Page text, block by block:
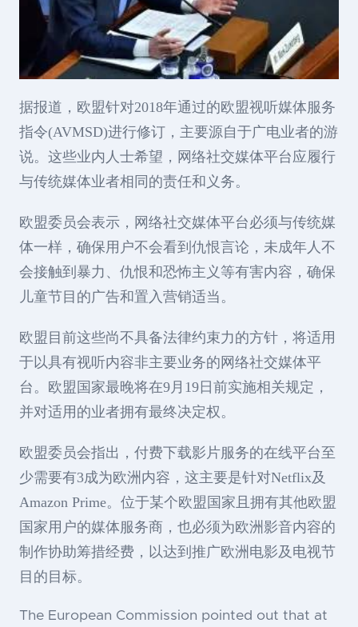
据报道，欧盟针对2018年通过的欧盟视听媒体服务
指令(AVMSD)进行修订，主要源自于广电业者的游
说。这些业内人士希望，网络社交媒体平台应履行
与传统媒体业者相同的责任和义务。
欧盟委员会表示，网络社交媒体平台必须与传统媒
体一样，确保用户不会看到仇恨言论，未成年人不
会接触到暴力、仇恨和恐怖主义等有害内容，确保
儿童节目的广告和置入营销适当。
欧盟目前这些尚不具备法律约束力的方针，将适用
于以具有视听内容非主要业务的网络社交媒体平
台。欧盟国家最晚将在9月19日前实施相关规定，
并对适用的业者拥有最终决定权。
欧盟委员会指出，付费下载影片服务的在线平台至
少需要有3成为欧洲内容，这主要是针对Netflix及
Amazon Prime。位于某个欧盟国家且拥有其他欧盟
国家用户的媒体服务商，也必须为欧洲影音内容的
制作协助筹措经费，以达到推广欧洲电影及电视节
目的目标。
The European Commission pointed out that at